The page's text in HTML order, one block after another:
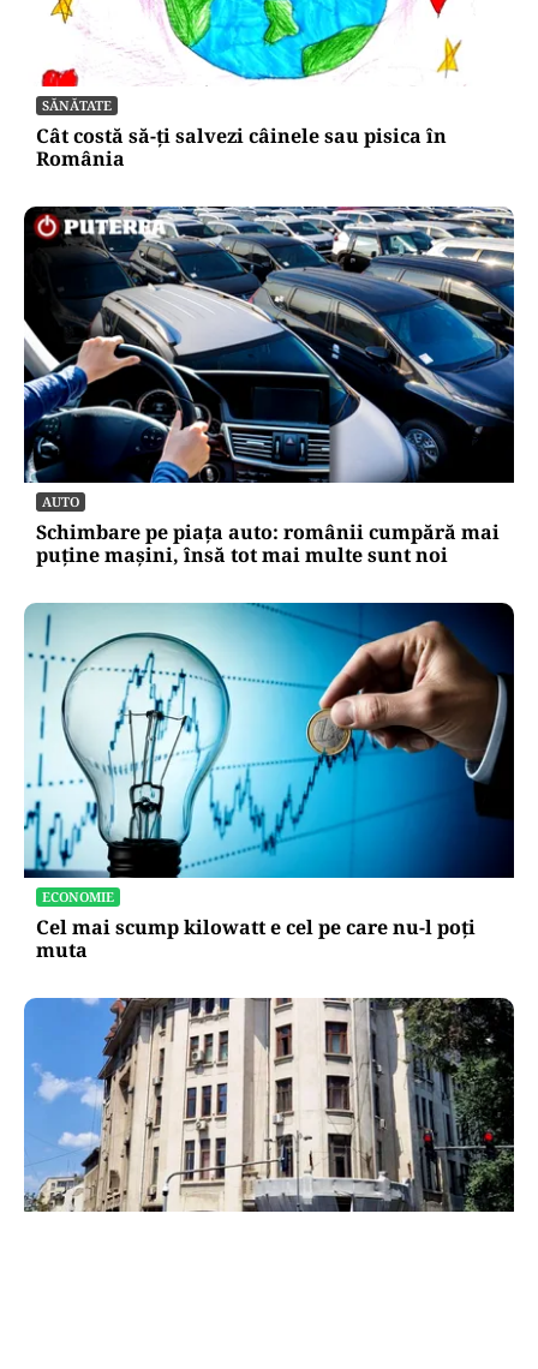
SĂNĂTATE
Cât costă să-ți salvezi câinele sau pisica în
România
AUTO
Schimbare pe piața auto: românii cumpără mai
puține mașini, însă tot mai multe sunt noi
ECONOMIE
Cel mai scump kilowatt e cel pe care nu-l poți
muta